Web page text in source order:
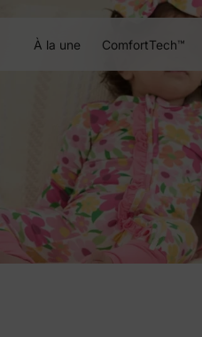
À la une ComfortTech™